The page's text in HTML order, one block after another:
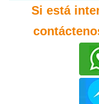
Si está